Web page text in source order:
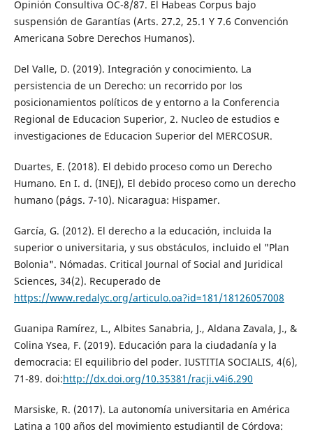
Opinión Consultiva OC-8/87. El Habeas Corpus bajo
suspensión de Garantías (Arts. 27.2, 25.1 Y 7.6 Convención
Americana Sobre Derechos Humanos).
Del Valle, D. (2019). Integración y conocimiento. La
persistencia de un Derecho: un recorrido por los
posicionamientos políticos de y entorno a la Conferencia
Regional de Educacion Superior, 2. Nucleo de estudios e
investigaciones de Educacion Superior del MERCOSUR.
Duartes, E. (2018). El debido proceso como un Derecho
Humano. En I. d. (INEJ), El debido proceso como un derecho
humano (págs. 7-10). Nicaragua: Hispamer.
García, G. (2012). El derecho a la educación, incluida la
superior o universitaria, y sus obstáculos, incluido el "Plan
Bolonia". Nómadas. Critical Journal of Social and Juridical
Sciences, 34(2). Recuperado de
https://www.redalyc.org/articulo.oa?id=181/18126057008
Guanipa Ramírez, L., Albites Sanabria, J., Aldana Zavala, J., &
Colina Ysea, F. (2019). Educación para la ciudadanía y la
democracia: El equilibrio del poder. IUSTITIA SOCIALIS, 4(6),
71-89. doi:http://dx.doi.org/10.35381/racji.v4i6.290
Marsiske, R. (2017). La autonomía universitaria en América
Latina a 100 años del movimiento estudiantil de Córdova: